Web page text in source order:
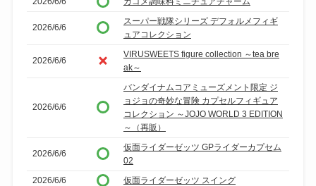
2026/6/6
スーパー戦隊シリーズ デフォルメフィギ
ュアコレクション
2026/6/6
VIRUSWEETS figure collection ～tea bre
ak～
2026/6/6
バンダイナムコアミューズメント限定 ジ
ョジョの奇妙な冒険 カプセルフィギュア
コレクション ～JOJO WORLD 3 EDITION
～（再販）
2026/6/6
仮面ライダーゼッツ GPライダーカプセム
02
2026/6/6
仮面ライダーゼッツ スイング